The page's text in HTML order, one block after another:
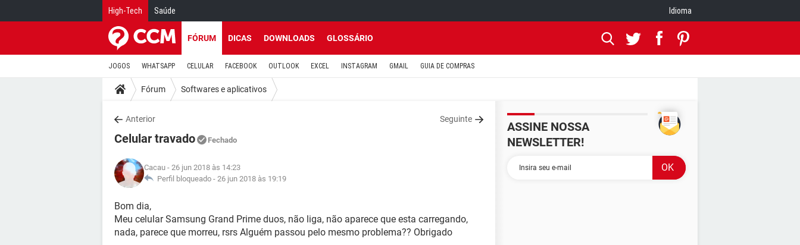
High-Tech Saúde Idioma
FÓRUM DICAS DOWNLOADS GLOSSÁRIO
JOGOS WHATSAPP CELULAR FACEBOOK OUTLOOK EXCEL INSTAGRAM GMAIL GUIA DE COMPRAS
Fórum Softwares e aplicativos
Anterior Seguinte
Celular travado Fechado
Cacau - 26 jun 2018 às 14:23
Perfil bloqueado - 26 jun 2018 às 19:19
Bom dia,
Meu celular Samsung Grand Prime duos, não liga, não aparece que esta carregando,
nada, parece que morreu, rsrs Alguém passou pelo mesmo problema?? Obrigado
ASSINE NOSSA
NEWSLETTER!